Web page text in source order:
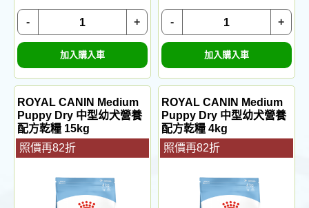
+
-
加入購入車
+
-
加入購入車
ROYAL CANIN Medium
Puppy Dry 中型幼犬營養
配方乾糧 15kg
照價再82折
ROYAL CANIN Medium
Puppy Dry 中型幼犬營養
配方乾糧 4kg
照價再82折